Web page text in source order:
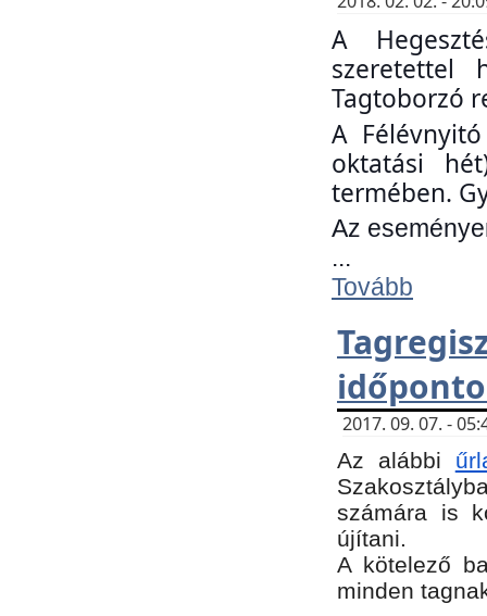
A
szeretettel
Tagtoborzó
A
oktatási
termében.
Az
...
Tovább
2017. 09. 07. -
Az alábbi
számára is
újítani.
​A kötelező
minden